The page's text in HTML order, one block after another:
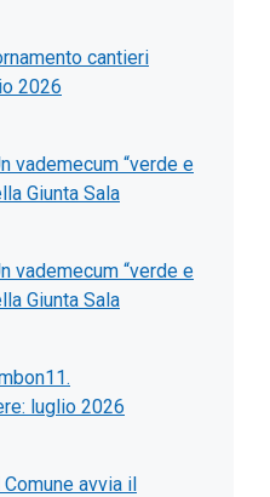
cantieri
2026
vademecum “verde e
Giunta Sala
vademecum “verde e
Giunta Sala
luglio 2026
avvia il